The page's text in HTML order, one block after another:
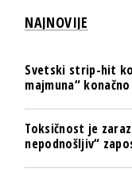
NAJNOVIJE
Svetski strip-hit
majmuna“
Toksičnost je
nepodnošljiv“